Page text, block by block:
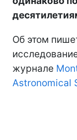
Об этом
журнале
Astronomical